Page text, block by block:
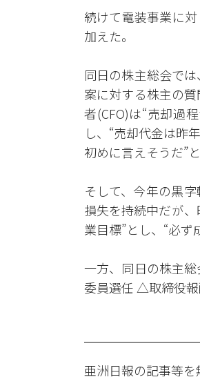
続けて電装事業に
加えた。
同日の株主総会で
案に対する株主の
者(CFO)は“売却過
し、“売却代金は昨
初めに言えそうだ”と
そして、今年の黒
損失を持続中だが
業目標”とし、“必ず
一方、同日の株主
委員選任 △取締役報
亜洲日報の記事等を